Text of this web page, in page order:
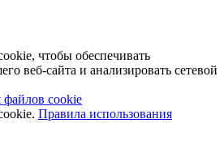
чтобы обеспечивать
веб-сайта и анализировать сетевой
файлов cookie
Правила использования